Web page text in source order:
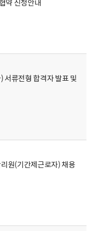
약 신청안내
서류전형 합격자 발표 및
원(기간제근로자) 채용